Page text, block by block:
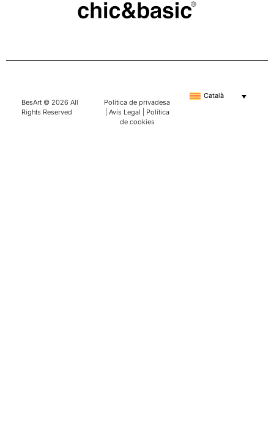
BesArt © 2026 All
Rights Reserved
Política de privadesa
Avís Legal
Política
de cookies
Català